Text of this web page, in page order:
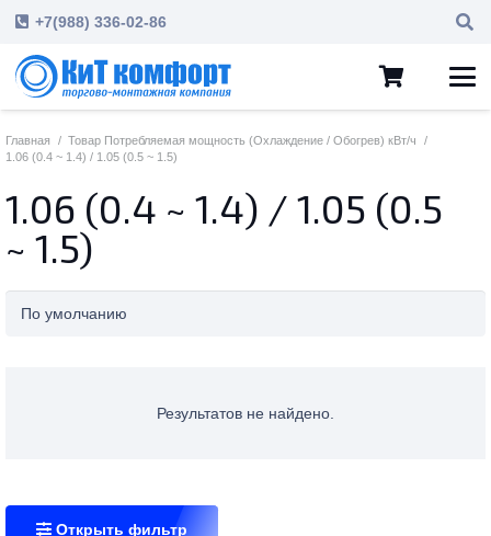
+7(988) 336-02-86
Главная / Товар Потребляемая мощность (Охлаждение / Обогрев) кВт/ч
/
1.06 (0.4 ~ 1.4) / 1.05 (0.5 ~ 1.5)
1.06 (0.4 ~ 1.4) / 1.05 (0.5
~ 1.5)
Результатов не найдено.
Открыть фильтр